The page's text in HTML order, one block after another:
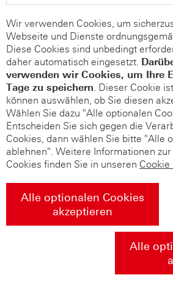
Wir verwenden Cookies, um
Webseite und Dienste
Diese Cookies sind unbedingt
daher automatisch eingesetzt.
verwenden wir Cookies, um Ihre
Tage zu speichern. Dieser Cookie
können auswählen, ob Sie diesen
Wählen Sie dazu "Alle optionalen
Entscheiden Sie sich gegen die
Cookies, dann wählen Sie bitte "Alle
ablehnen". Weitere Informationen
Cookies finden Sie in unseren
Alle optionalen Cookies
akzeptieren
Alle